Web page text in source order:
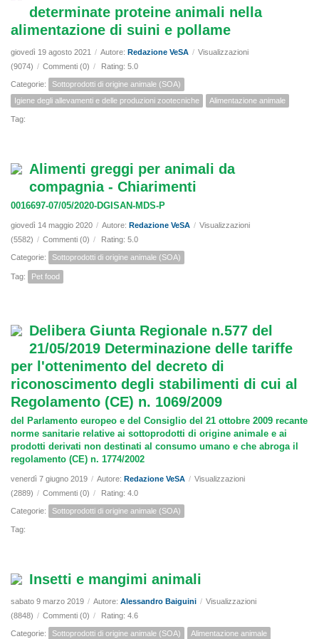
determinate proteine animali nella
alimentazione di suini e pollame
giovedì 19 agosto 2021 / Autore: Redazione VeSA / Visualizzazioni
(9074) / Commenti (0) / Rating: 5.0
Categorie:
Sottoprodotti di origine animale (SOA)
Igiene degli allevamenti e delle produzioni zootecniche
Alimentazione animale
Tag:
Alimenti greggi per animali da
compagnia - Chiarimenti
0016697-07/05/2020-DGISAN-MDS-P
giovedì 14 maggio 2020 / Autore: Redazione VeSA / Visualizzazioni
(5582) / Commenti (0) / Rating: 5.0
Categorie: Sottoprodotti di origine animale (SOA)
Tag: Pet food
Delibera Giunta Regionale n.577 del
21/05/2019 Determinazione delle tariffe
per l'ottenimento del decreto di
riconoscimento degli stabilimenti di cui al
Regolamento (CE) n. 1069/2009
del Parlamento europeo e del Consiglio del 21 ottobre 2009 recante
norme sanitarie relative ai sottoprodotti di origine animale e ai
prodotti derivati non destinati al consumo umano e che abroga il
regolamento (CE) n. 1774/2002
venerdì 7 giugno 2019 / Autore: Redazione VeSA / Visualizzazioni
(2889) / Commenti (0) / Rating: 4.0
Categorie: Sottoprodotti di origine animale (SOA)
Tag:
Insetti e mangimi animali
sabato 9 marzo 2019 / Autore: Alessandro Baiguini / Visualizzazioni
(8848) / Commenti (0) / Rating: 4.6
Categorie: Sottoprodotti di origine animale (SOA) Alimentazione animale